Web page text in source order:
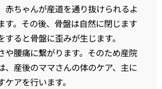
赤ちゃんが産道を通り抜けられるよ
す。その後、骨盤は自然に閉じます
ると骨盤に歪みが生じます。
や腰痛に繋がります。そのため産院
、産後のママさんの体のケア、主に
アを行います。